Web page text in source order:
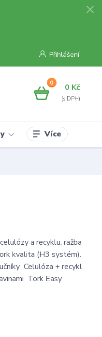
Přihlášení
0 0 Kč
Více
a recyklu, ražba
kvalita (H3 systém).
Celulóza + recykl
Tork Easy